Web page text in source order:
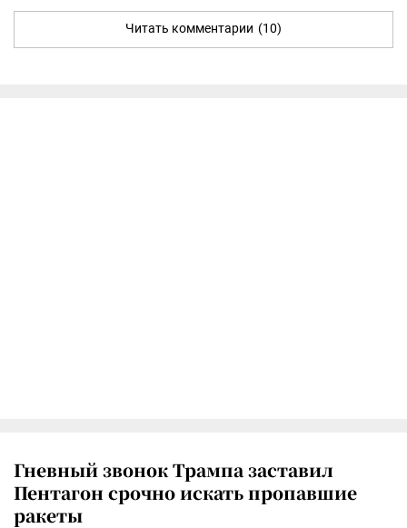
Читать комментарии (10)
Гневный звонок Трампа заставил
Пентагон срочно искать пропавшие
ракеты